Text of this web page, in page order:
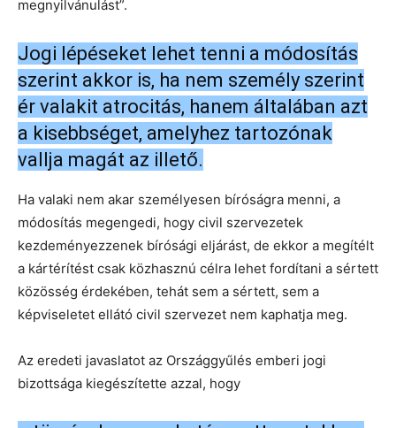
megnyilvánulást”.
Jogi lépéseket lehet tenni a módosítás
szerint akkor is, ha nem személy szerint
ér valakit atrocitás, hanem általában azt
a kisebbséget, amelyhez tartozónak
vallja magát az illető.
Ha valaki nem akar személyesen bíróságra menni, a
módosítás megengedi, hogy civil szervezetek
kezdeményezzenek bírósági eljárást, de ekkor a megítélt
a kártérítést csak közhasznú célra lehet fordítani a sértett
közösség érdekében, tehát sem a sértett, sem a
képviseletet ellátó civil szervezet nem kaphatja meg.
Az eredeti javaslatot az Országgyűlés emberi jogi
bizottsága kiegészítette azzal, hogy